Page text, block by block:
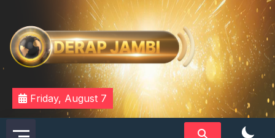
content
DERAPJAMBI
Friday, August 7